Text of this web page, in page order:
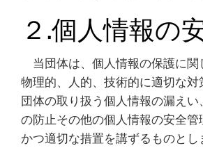
２.個人情報の
当団体は、個人情報の保護に関
物理的、人的、技術的に適切な対
団体の取り扱う個人情報の漏え
の防止その他の個人情報の安全
かつ適切な措置を講ずるものとし